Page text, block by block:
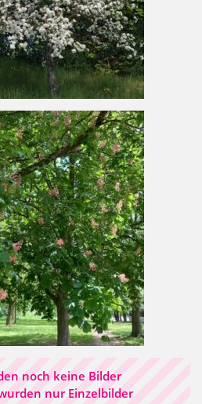
noch keine Bilder
nur Einzelbilder